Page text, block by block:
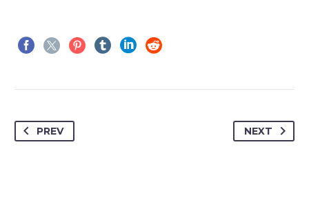
PREV NEXT